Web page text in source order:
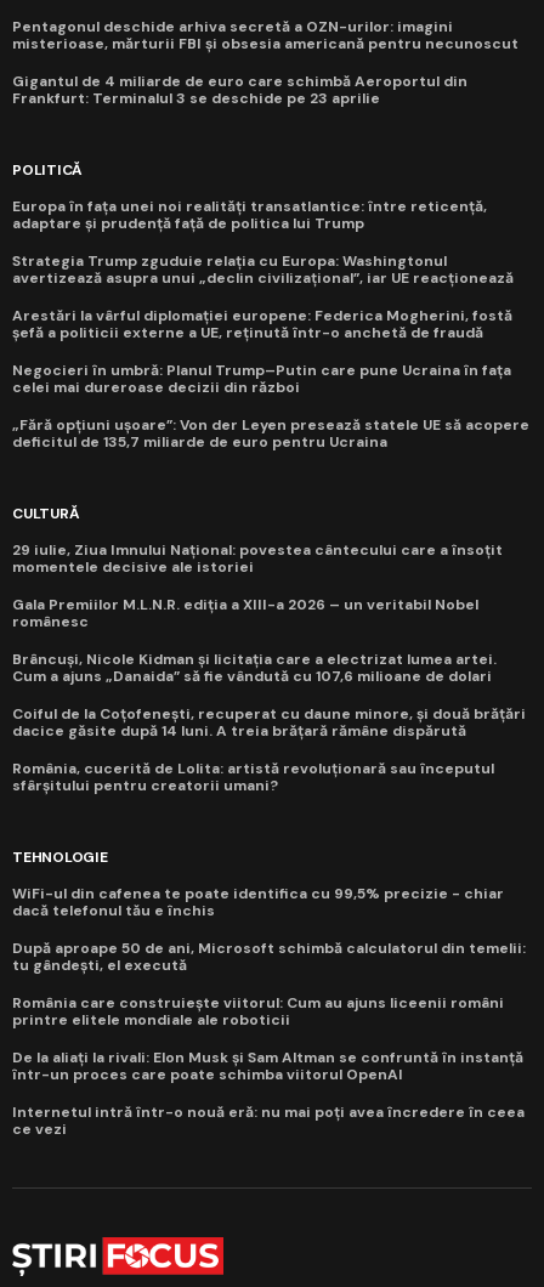
Pentagonul deschide arhiva secretă a OZN-urilor: imagini
misterioase, mărturii FBI și obsesia americană pentru necunoscut
Gigantul de 4 miliarde de euro care schimbă Aeroportul din
Frankfurt: Terminalul 3 se deschide pe 23 aprilie
POLITICĂ
Europa în fața unei noi realități transatlantice: între reticență,
adaptare și prudență față de politica lui Trump
Strategia Trump zguduie relația cu Europa: Washingtonul
avertizează asupra unui „declin civilizațional”, iar UE reacționează
Arestări la vârful diplomației europene: Federica Mogherini, fostă
șefă a politicii externe a UE, reținută într-o anchetă de fraudă
Negocieri în umbră: Planul Trump–Putin care pune Ucraina în fața
celei mai dureroase decizii din război
„Fără opțiuni ușoare”: Von der Leyen presează statele UE să acopere
deficitul de 135,7 miliarde de euro pentru Ucraina
CULTURĂ
29 iulie, Ziua Imnului Național: povestea cântecului care a însoțit
momentele decisive ale istoriei
Gala Premiilor M.L.N.R. ediția a XIII-a 2026 – un veritabil Nobel
românesc
Brâncuși, Nicole Kidman și licitația care a electrizat lumea artei.
Cum a ajuns „Danaida” să fie vândută cu 107,6 milioane de dolari
Coiful de la Coțofenești, recuperat cu daune minore, și două brățări
dacice găsite după 14 luni. A treia brățară rămâne dispărută
România, cucerită de Lolita: artistă revoluționară sau începutul
sfârșitului pentru creatorii umani?
TEHNOLOGIE
WiFi-ul din cafenea te poate identifica cu 99,5% precizie - chiar
dacă telefonul tău e închis
După aproape 50 de ani, Microsoft schimbă calculatorul din temelii:
tu gândești, el execută
România care construiește viitorul: Cum au ajuns liceenii români
printre elitele mondiale ale roboticii
De la aliați la rivali: Elon Musk și Sam Altman se confruntă în instanță
într-un proces care poate schimba viitorul OpenAI
Internetul intră într-o nouă eră: nu mai poți avea încredere în ceea
ce vezi